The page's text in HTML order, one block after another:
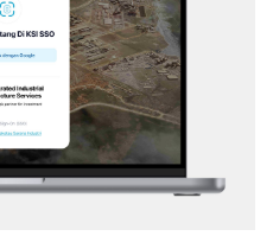
SSO